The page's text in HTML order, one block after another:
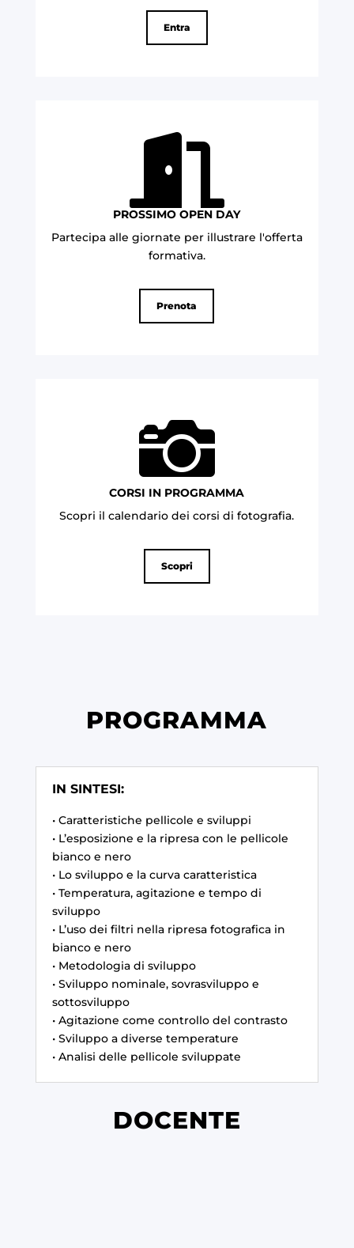
Entra

PROSSIMO OPEN DAY
Partecipa alle giornate per illustrare l'offerta
formativa.
Prenota

CORSI IN PROGRAMMA
Scopri il calendario dei corsi di fotografia.
Scopri
PROGRAMMA
IN SINTESI:
• Caratteristiche pellicole e sviluppi
• L’esposizione e la ripresa con le pellicole
bianco e nero
• Lo sviluppo e la curva caratteristica
• Temperatura, agitazione e tempo di
sviluppo
• L’uso dei filtri nella ripresa fotografica in
bianco e nero
• Metodologia di sviluppo
• Sviluppo nominale, sovrasviluppo e
sottosviluppo
• Agitazione come controllo del contrasto
• Sviluppo a diverse temperature
• Analisi delle pellicole sviluppate
DOCENTE